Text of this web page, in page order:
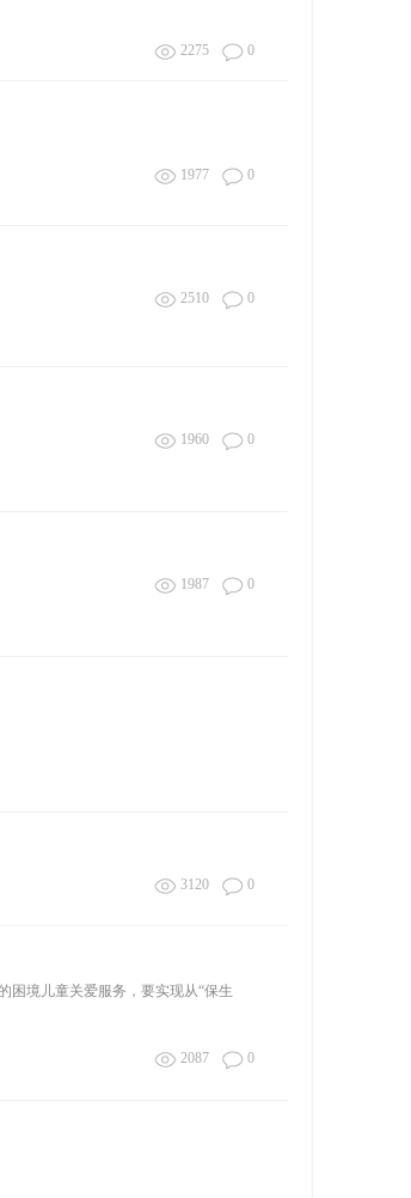
2275 0
1977 0
2510 0
1960 0
1987 0
3120 0
境儿童关爱服务，要实现从“保生
2087 0